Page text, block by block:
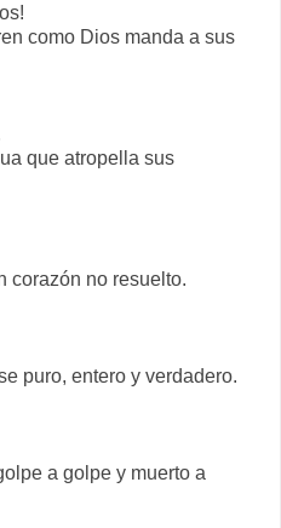
como Dios manda a sus
que atropella sus
corazón no resuelto.
puro, entero y verdadero.
a golpe y muerto a